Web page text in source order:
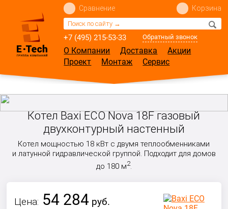
+7 (495) 215-53-33 Обратный звонок
Сравнение Корзина
О Компании Доставка
Акции
Проект
Монтаж Сервис
Котел Baxi ECO Nova 18F газовый
двухконтурный настенный
Котел мощностью 18 кВт с двумя теплообменниками
и латунной гидравлической группой. Подходит для домов
до 180 м2.
Цена: 54 284 руб.